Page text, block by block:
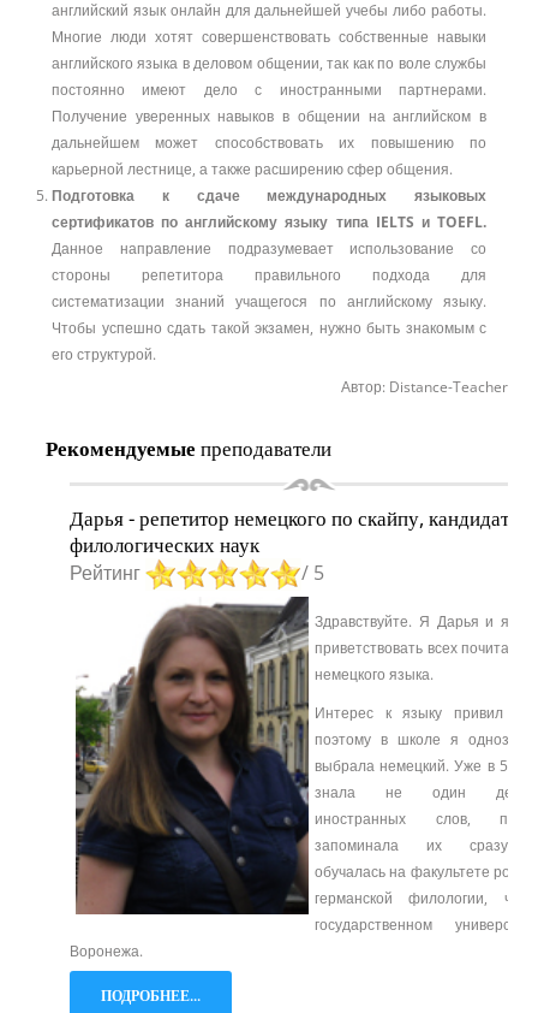
английский язык онлайн для дальнейшей учебы либо работы.
Многие люди хотят совершенствовать собственные навыки
английского языка в деловом общении, так как по воле службы
постоянно имеют дело с иностранными партнерами.
Получение уверенных навыков в общении на английском в
дальнейшем может способствовать их повышению по
карьерной лестнице, а также расширению сфер общения.
Подготовка к сдаче международных языковых
сертификатов по английскому языку типа IELTS и TOEFL.
Данное направление подразумевает использование со
стороны репетитора правильного подхода для
систематизации знаний учащегося по английскому языку.
Чтобы успешно сдать такой экзамен, нужно быть знакомым с
его структурой.
Автор: Distance-Teacher
Рекомендуемые преподаватели
Дарья - репетитор немецкого по скайпу, кандидат
филологических наук
Рейтинг / 5
Здравствуйте. Я Дарья и я
приветствовать всех
немецкого языка.
Интерес к языку привил
поэтому в школе я
выбрала немецкий. Уже в 5
знала не один
иностранных слов,
запоминала их сразу.
обучалась на факультете
германской филологии,
государственном
Воронежа.
ПОДРОБНЕЕ...